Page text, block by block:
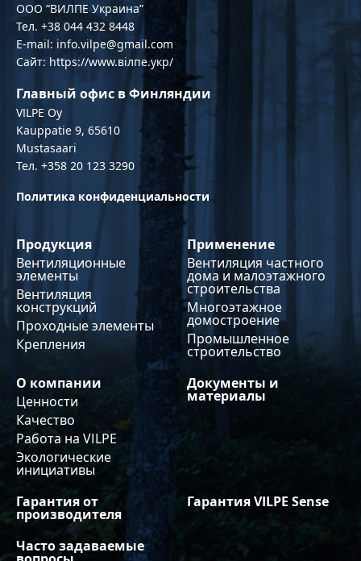
OOO “ВИЛПЕ Украина”
Тел. +38 044 432 8448
E-mail: info.vilpe@gmail.com
Сайт: https://www.вілпе.укр/
Главный офис в Финляндии
VILPE Oy
Kauppatie 9, 65610
Mustasaari
Тел. +358 20 123 3290
Политика конфиденциальности
Продукция
Вентиляционные
элементы
Вентиляция
конструкций
Проходные элементы
Крепления
Применение
Вентиляция частного
дома и малоэтажного
строительства
Многоэтажное
домостроение
Промышленное
строительство
О компании
Ценности
Качество
Работа на VILPE
Экологические
инициативы
Документы и
материалы
Гарантия от
производителя
Гарантия VILPE Sense
Часто задаваемые